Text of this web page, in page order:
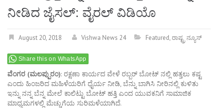
ನೀಡಿದ ಜೈಸಲ್: ವೈರಲ್ ವಿಡಿಯೊ
August 20, 2018 Vishwa News 24 Featured,ರಾಷ್ಟ್ರ ನ್ಯೂಸ್
Share this on WhatsApp
ವೆಂಗರ (ಮಲಪ್ಪುರಂ): ರಕ್ಷಣಾ ಕಾರ್ಯದ ವೇಳೆ ರಬ್ಬರ್ ಬೋಟ್ ನಲ್ಲಿ ಹತ್ತಲು ಕಷ್ಟ
ಎಂದು ಹಿಂಜರಿದ ಮಹಿಳೆಯರಿಗೆ ಧೈರ್ಯ ನೀಡಿ, ಬೆನ್ನು ಬಾಗಿಸಿ ನೀರಿನಲ್ಲಿ ಕುಳಿತು
ಇನ್ನು ನನ್ನ ಬೆನ್ನ ಮೇಲೆ ಕಾಲಿಟ್ಟು ಬೋಟ್ ಹತ್ತಿ ಎಂದ ಯುವಕನಿಗೆ ಸಾಮಾಜಿಕ
ಮಾಧ್ಯಮಗಳಲ್ಲಿ ಮೆಚ್ಚುಗೆಯ ಸುರಿಮಳೆಯಾಗಿದೆ.